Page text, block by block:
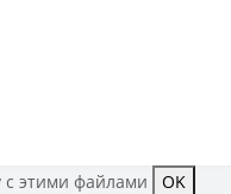
с этими файлами OK